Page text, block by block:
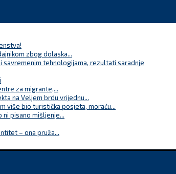
zbog dolaska...
savremenim tehnologijama, rezultati saradnje
za migrante,...
na Veljem brdu vrijednu...
više bio turistička posjeta, moraću...
ni pisano mišljenje...
– ona pruža...